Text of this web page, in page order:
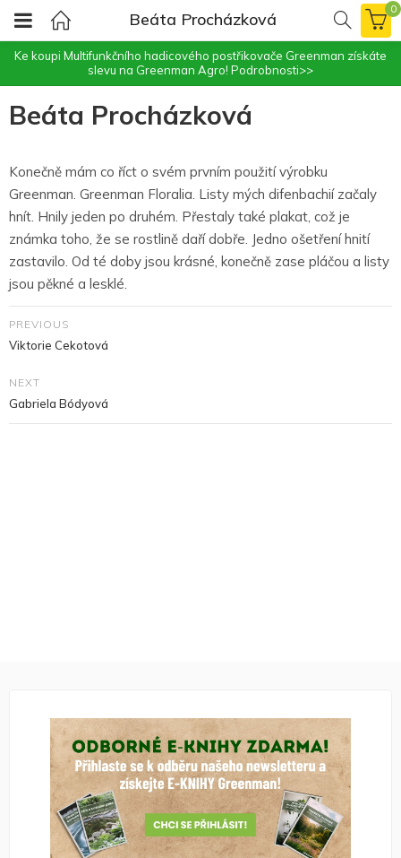
Ke koupi Multifunkčního hadicového postřikovače Greenman získáte
slevu na Greenman Agro! Podrobnosti>>
Beáta Procházková
0
Beáta Procházková
Konečně mám co říct o svém prvním použití výrobku
Greenman. Greenman Floralia. Listy mých difenbachií začaly
hnít. Hnily jeden po druhém. Přestaly také plakat, což je
známka toho, že se rostlině daří dobře. Jedno ošetření hnití
zastavilo. Od té doby jsou krásné, konečně zase pláčou a listy
jsou pěkné a lesklé.
PREVIOUS
Viktorie Cekotová
NEXT
Gabriela Bódyová